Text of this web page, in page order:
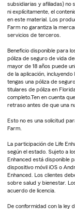
subsidiarias y afiliadas) no
ni explícitamente, el
en este material. Los
Farm no garantiza la
servicios de terceros.
Beneficio disponible para
póliza de seguro de vida
mayor de 18 años puede
de la aplicación,
tengas una póliza de
titulares de póliza en
completo.Ten en cuenta
retraso antes de que una
Esto no es una solicitud
Farm.
La participación de Life
según el estado. Sujeto a
Enhanced está disponible
dispositivo móvil iOS o
Enhanced. Los clientes
sobre salud y bienestar.
acuerdo de licencia.
De conformidad con la ley